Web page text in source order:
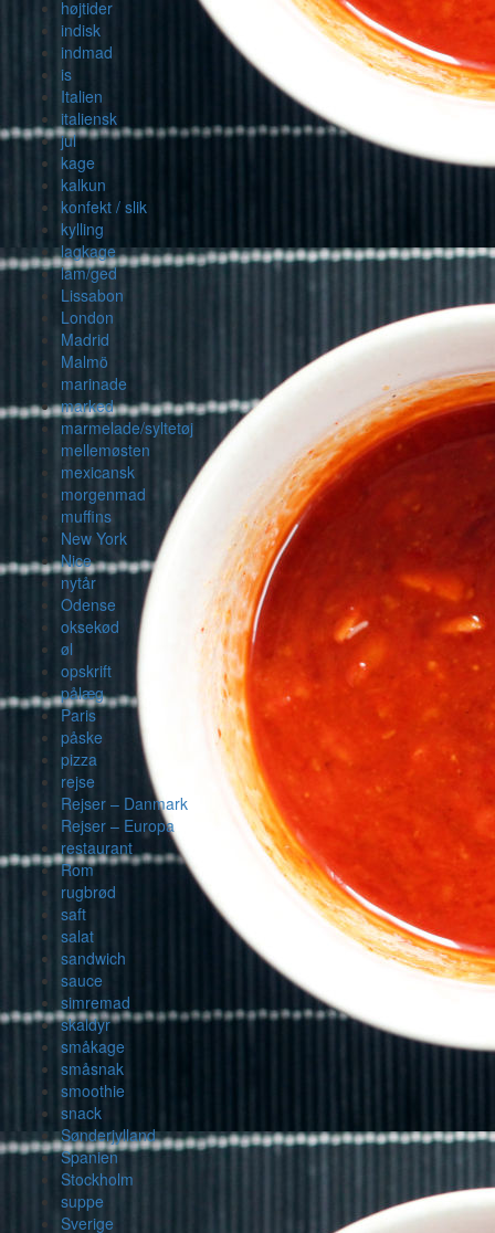
højtider
indisk
indmad
is
Italien
italiensk
jul
kage
kalkun
konfekt / slik
kylling
lagkage
lam/ged
Lissabon
London
Madrid
Malmö
marinade
marked
marmelade/syltetøj
mellemøsten
mexicansk
morgenmad
muffins
New York
Nice
nytår
Odense
oksekød
øl
opskrift
pålæg
Paris
påske
pizza
rejse
Rejser – Danmark
Rejser – Europa
restaurant
Rom
rugbrød
saft
salat
sandwich
sauce
simremad
skaldyr
småkage
småsnak
smoothie
snack
Sønderjylland
Spanien
Stockholm
suppe
Sverige